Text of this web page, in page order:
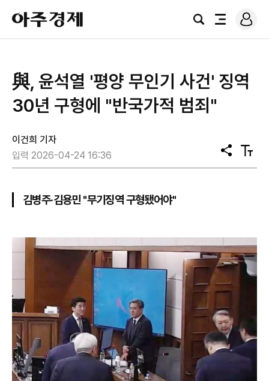
아
주
경
검
전
로
그
與, 윤석열 '평양 무인기 사건' 징역
30년 구형에 "반국가적 범죄"
이건희 기자
입력 2026-04-24 16:36
공
유
텍
스
김병주·김용민 "무기징역 구형됐어야"